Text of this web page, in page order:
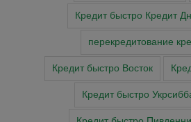
Кредит быстро Кредит
перекредитование
Кредит быстро Восток
Кредит быстро